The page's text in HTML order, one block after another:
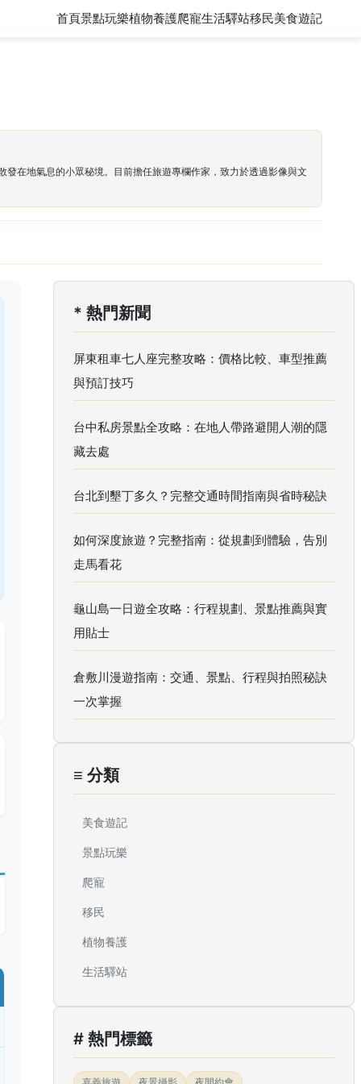
首頁景點玩樂植物養護爬寵生活驛站移民美食遊記
在地氣息的小眾秘境。目前擔任旅遊專欄作家，致力於透過影像與文
* 熱門新聞
屏東租車七人座完整攻略：價格比較、車型推薦
與預訂技巧
台中私房景點全攻略：在地人帶路避開人潮的隱
藏去處
台北到墾丁多久？完整交通時間指南與省時秘訣
如何深度旅遊？完整指南：從規劃到體驗，告別
走馬看花
龜山島一日遊全攻略：行程規劃、景點推薦與實
用貼士
倉敷川漫遊指南：交通、景點、行程與拍照秘訣
一次掌握
≡ 分類
美食遊記
景點玩樂
爬寵
移民
植物養護
生活驛站
# 熱門標籤